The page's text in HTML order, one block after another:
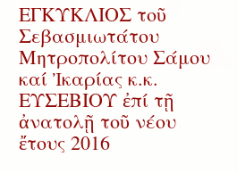
ΕΓΚΥΚΛΙΟΣ τοῦ
Σεβασμιωτάτου
Μητροπολίτου Σάμου
καί Ἰκαρίας κ.κ.
ΕΥΣΕΒΙΟΥ ἐπί τῇ
ἀνατολῇ τοῦ νέου
ἔτους 2016